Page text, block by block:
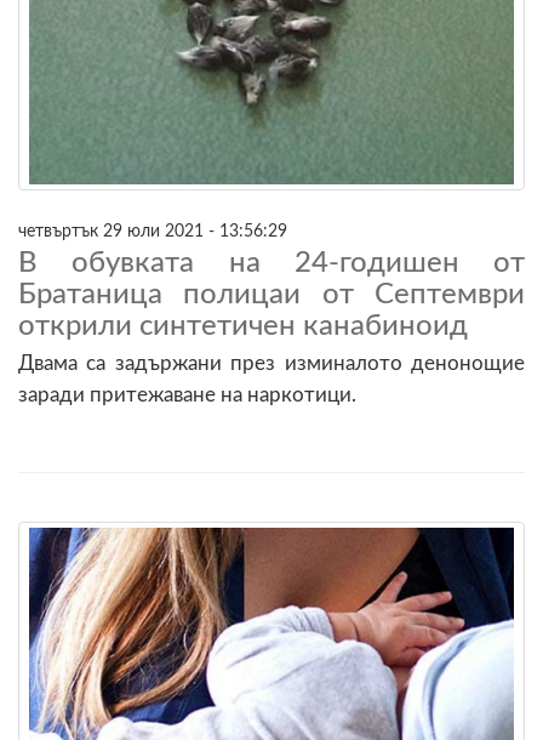
четвъртък 29 юли 2021 - 13:56:29
В обувката на 24-годишен от
Братаница полицаи от Септември
открили синтетичен канабиноид
Двама са задържани през изминалото денонощие
заради притежаване на наркотици.